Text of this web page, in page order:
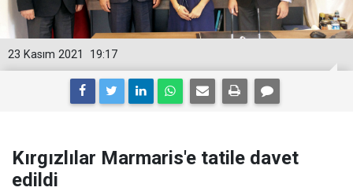
19:17
23 Kasım 2021
Kırgızlılar Marmaris'e tatile davet
edildi